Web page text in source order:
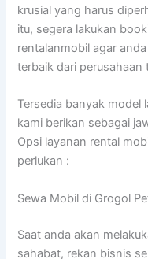
krusial yang harus
itu, segera lakukan
rentalanmobil agar
terbaik dari perusahaan
Tersedia banyak model
kami berikan sebagai
Opsi layanan rental
perlukan :
Sewa Mobil di Grogol
Saat anda akan
sahabat, rekan bisnis